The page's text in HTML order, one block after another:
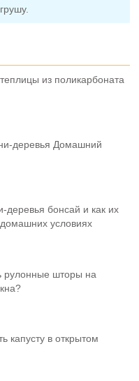
из поликарбоната
деревья Домашний
деревья бонсай и как их
условиях
рулонные шторы на
капусту в открытом